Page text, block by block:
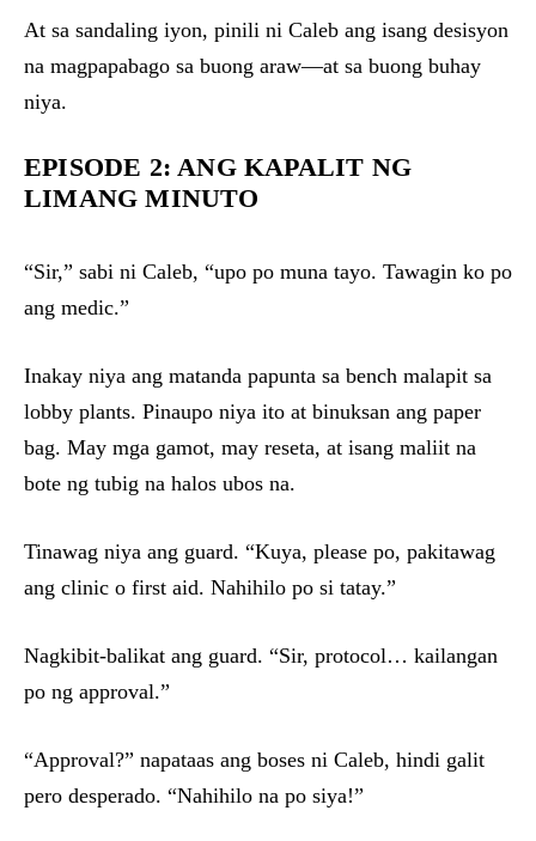
At sa sandaling iyon, pinili ni Caleb ang isang desisyon
na magpapabago sa buong araw—at sa buong buhay
niya.
EPISODE 2: ANG KAPALIT NG
LIMANG MINUTO
“Sir,” sabi ni Caleb, “upo po muna tayo. Tawagin ko po
ang medic.”
Inakay niya ang matanda papunta sa bench malapit sa
lobby plants. Pinaupo niya ito at binuksan ang paper
bag. May mga gamot, may reseta, at isang maliit na
bote ng tubig na halos ubos na.
Tinawag niya ang guard. “Kuya, please po, pakitawag
ang clinic o first aid. Nahihilo po si tatay.”
Nagkibit-balikat ang guard. “Sir, protocol… kailangan
po ng approval.”
“Approval?” napataas ang boses ni Caleb, hindi galit
pero desperado. “Nahihilo na po siya!”